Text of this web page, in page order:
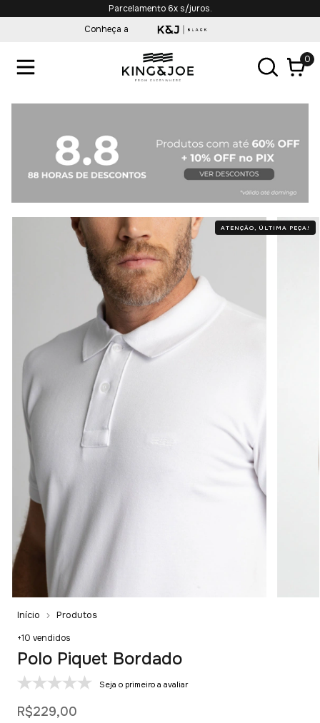
Parcelamento 6x s/juros.
Conheça a
0
ATENÇÃO, ÚLTIMA PEÇA!
Início Produtos
+10 vendidos
Polo Piquet Bordado
Seja o primeiro a avaliar
R$229,00